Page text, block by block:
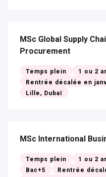
MSc Global Supply
Procurement
Temps plein 1 ou 2
Rentrée décalée en
Lille, Dubaï
MSc International
Temps plein 1 ou 2
Bac+5
Rentrée